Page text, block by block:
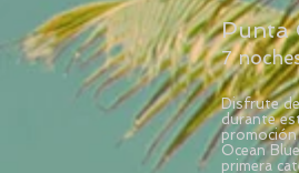
Punta
7
Disfrute
durante
promoción
Ocean
primera